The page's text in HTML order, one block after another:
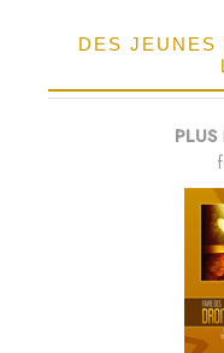
DES JEUNES
PLUS